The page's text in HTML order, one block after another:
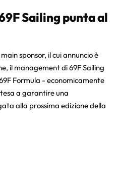
Sailing punta al
sponsor, il cui annuncio è
il management di 69F Sailing
Formula - economicamente
a garantire una
alla prossima edizione della